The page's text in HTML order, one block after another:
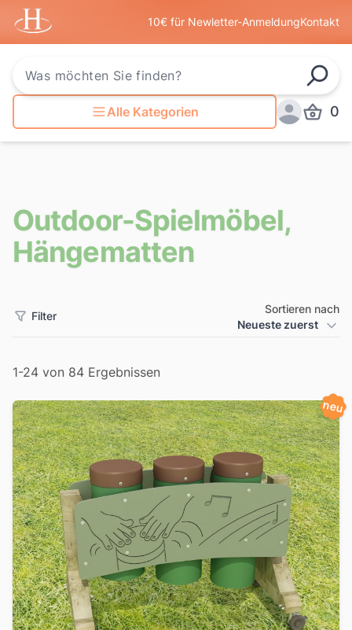
Startseite
10€ für Newletter-AnmeldungKontakt
Alle Kategorien
0
Outdoor-Spielmöbel,
Hängematten
Filter
Produkt Sortierung
Sortieren nach
Neueste zuerst
Filter
1-24 von 84 Ergebnissen
Produkte neu